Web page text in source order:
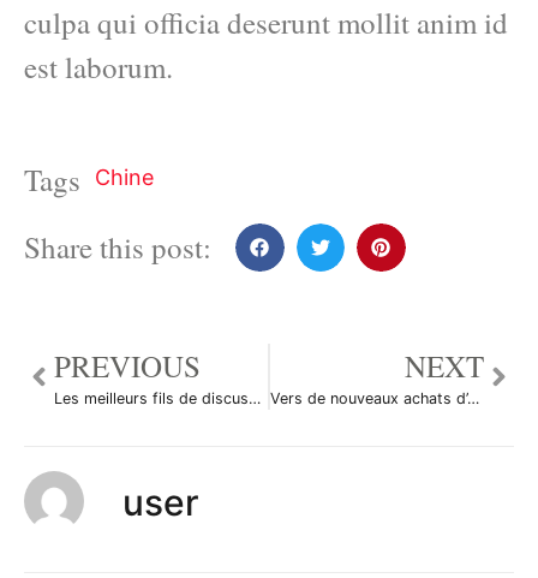
culpa qui officia deserunt mollit anim id
est laborum.
Tags Chine
Share this post:
PREVIOUS
Les meilleurs fils de discussion Forex sur le forum
NEXT
Vers de nouveaux achats d’actifs par la BoJ?
user